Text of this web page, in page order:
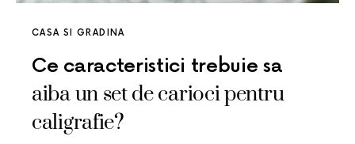
CASA SI GRADINA
Ce caracteristici trebuie sa
aiba un set de carioci pentru
caligrafie?